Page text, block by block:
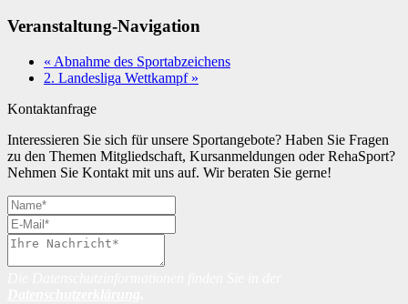
Veranstaltung-Navigation
« Abnahme des Sportabzeichens
2. Landesliga Wettkampf »
Kontaktanfrage
Interessieren Sie sich für unsere Sportangebote? Haben Sie Fragen
zu den Themen Mitgliedschaft, Kursanmeldungen oder RehaSport?
Nehmen Sie Kontakt mit uns auf. Wir beraten Sie gerne!